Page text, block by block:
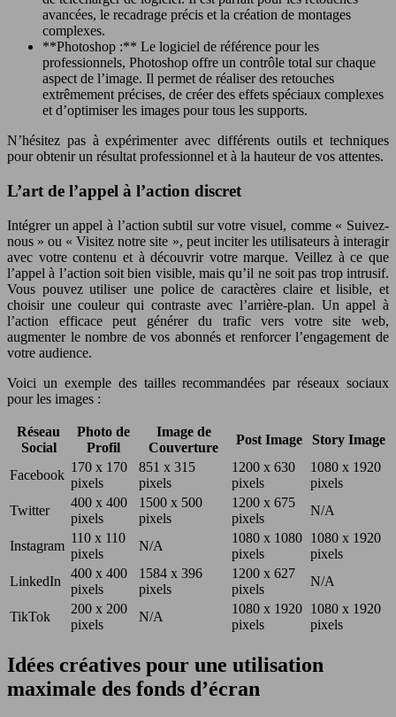
avancées, le recadrage précis et la création de montages
complexes.
**Photoshop :** Le logiciel de référence pour les
professionnels, Photoshop offre un contrôle total sur chaque
aspect de l’image. Il permet de réaliser des retouches
extrêmement précises, de créer des effets spéciaux complexes
et d’optimiser les images pour tous les supports.
N’hésitez pas à expérimenter avec différents outils et techniques
pour obtenir un résultat professionnel et à la hauteur de vos attentes.
L’art de l’appel à l’action discret
Intégrer un appel à l’action subtil sur votre visuel, comme « Suivez-
nous » ou « Visitez notre site », peut inciter les utilisateurs à interagir
avec votre contenu et à découvrir votre marque. Veillez à ce que
l’appel à l’action soit bien visible, mais qu’il ne soit pas trop intrusif.
Vous pouvez utiliser une police de caractères claire et lisible, et
choisir une couleur qui contraste avec l’arrière-plan. Un appel à
l’action efficace peut générer du trafic vers votre site web,
augmenter le nombre de vos abonnés et renforcer l’engagement de
votre audience.
Voici un exemple des tailles recommandées par réseaux sociaux
pour les images :
Réseau
Social
Photo de
Profil
Image de
Couverture
Post Image Story Image
Facebook
170 x 170
pixels
851 x 315
pixels
1200 x 630
pixels
1080 x 1920
pixels
Twitter
400 x 400
pixels
1500 x 500
pixels
1200 x 675
pixels
N/A
Instagram
110 x 110
pixels
N/A
1080 x 1080
pixels
1080 x 1920
pixels
LinkedIn
400 x 400
pixels
1584 x 396
pixels
1200 x 627
pixels
N/A
TikTok
200 x 200
pixels
N/A
1080 x 1920
pixels
1080 x 1920
pixels
Idées créatives pour une utilisation
maximale des fonds d’écran